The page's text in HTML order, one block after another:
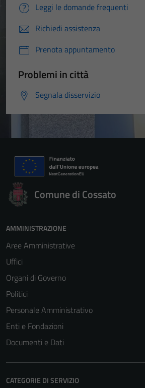
Leggi le domande frequenti
Richiedi assistenza
Prenota appuntamento
Problemi in città
Segnala disservizio
Comune di Cossato
AMMINISTRAZIONE
Aree Amministrative
Uffici
Organi di Governo
Politici
Personale Amministrativo
Enti e Fondazioni
Documenti e Dati
CATEGORIE DI SERVIZIO